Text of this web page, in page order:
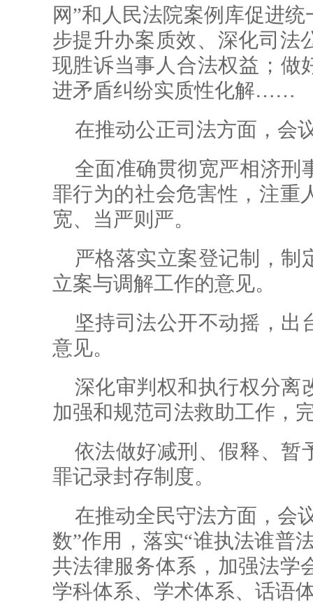
网”和人民法院案例库促进
步提升办案质效、深化司法
现胜诉当事人合法权益；做
进矛盾纠纷实质性化解……
在推动公正司法方面，
全面准确贯彻宽严相济刑
罪行为的社会危害性，注重
宽、当严则严。
严格落实立案登记制，制
立案与调解工作的意见。
坚持司法公开不动摇，出
意见。
深化审判权和执行权分离
加强和规范司法救助工作，
依法做好减刑、假释、暂
罪记录封存制度。
在推动全民守法方面，会
数”作用，落实“谁执法谁普
共法律服务体系，加强法学
学科体系、学术体系、话语